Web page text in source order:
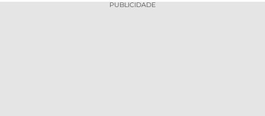
PUBLICIDADE